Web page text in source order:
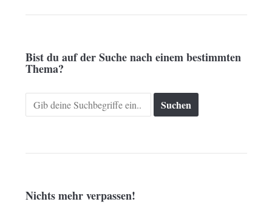
Bist du auf der Suche nach einem bestimmten
Thema?
Search
for:
Nichts mehr verpassen!